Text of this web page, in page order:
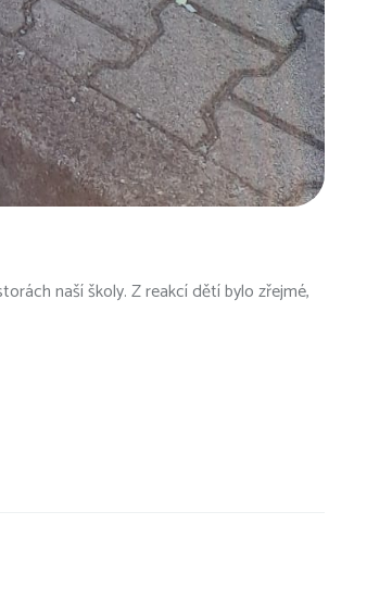
naší školy. Z reakcí dětí bylo zřejmé,